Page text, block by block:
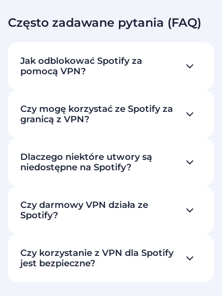
Często zadawane pytania (FAQ)
Jak odblokować Spotify za
pomocą VPN?
Czy mogę korzystać ze Spotify za
granicą z VPN?
Dlaczego niektóre utwory są
niedostępne na Spotify?
Czy darmowy VPN działa ze
Spotify?
Czy korzystanie z VPN dla Spotify
jest bezpieczne?